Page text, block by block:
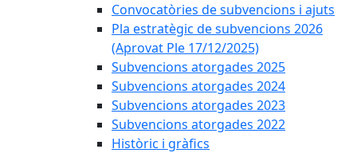
Convocatòries de subvencions i ajuts
Pla estratègic de subvencions 2026
(Aprovat Ple 17/12/2025)
Subvencions atorgades 2025
Subvencions atorgades 2024
Subvencions atorgades 2023
Subvencions atorgades 2022
Històric i gràfics